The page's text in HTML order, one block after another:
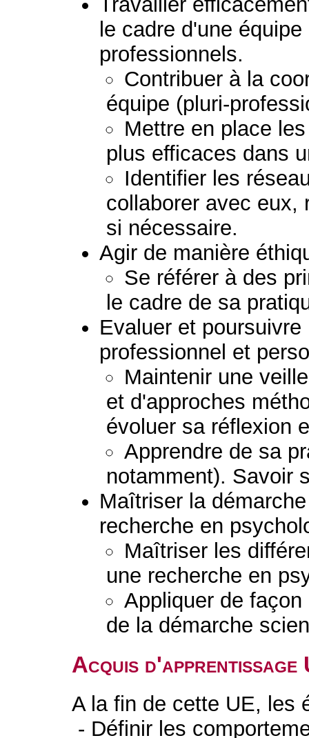
le cadre d'une
professionnels.
Contribuer à la
équipe (pluri-
Mettre en place
plus efficaces dans
Identifier les
collaborer avec eux,
si nécessaire.
Agir de manière
Se référer à des
le cadre de sa
Evaluer et
professionnel et
Maintenir une
et d'approches
évoluer sa réflexion
Apprendre de sa
notamment). Savoir
Maîtriser la
recherche en
Maîtriser les
une recherche en
Appliquer de
de la démarche
Acquis d'apprentissage
A la fin de cette UE, les
- Définir les